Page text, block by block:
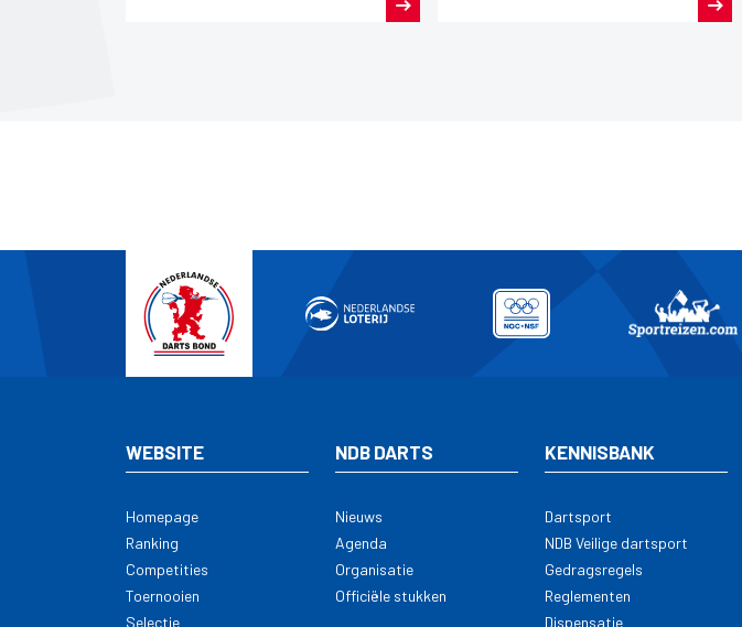
WEBSITE
Homepage
Ranking
Competities
Toernooien
Selectie
NDB DARTS
Nieuws
Agenda
Organisatie
Officiële stukken
KENNISBANK
Dartsport
NDB Veilige dartsport
Gedragsregels
Reglementen
Dispensatie